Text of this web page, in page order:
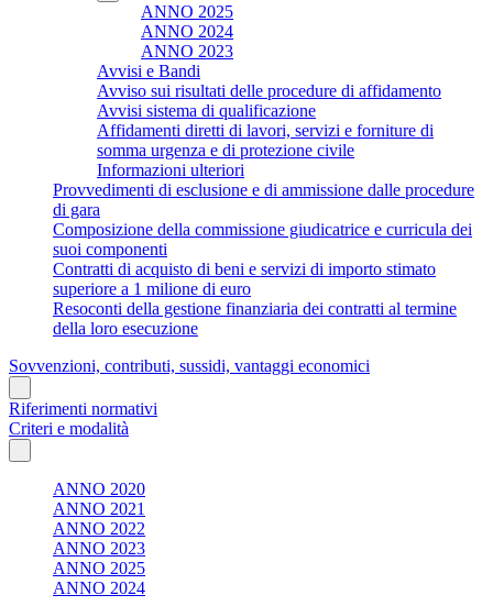
ANNO 2025
ANNO 2024
ANNO 2023
Avvisi e Bandi
Avviso sui risultati delle procedure di affidamento
Avvisi sistema di qualificazione
Affidamenti diretti di lavori, servizi e forniture di
somma urgenza e di protezione civile
Informazioni ulteriori
Provvedimenti di esclusione e di ammissione dalle procedure
di gara
Composizione della commissione giudicatrice e curricula dei
suoi componenti
Contratti di acquisto di beni e servizi di importo stimato
superiore a 1 milione di euro
Resoconti della gestione finanziaria dei contratti al termine
della loro esecuzione
Sovvenzioni, contributi, sussidi, vantaggi economici
Riferimenti normativi
Criteri e modalità
ANNO 2020
ANNO 2021
ANNO 2022
ANNO 2023
ANNO 2025
ANNO 2024